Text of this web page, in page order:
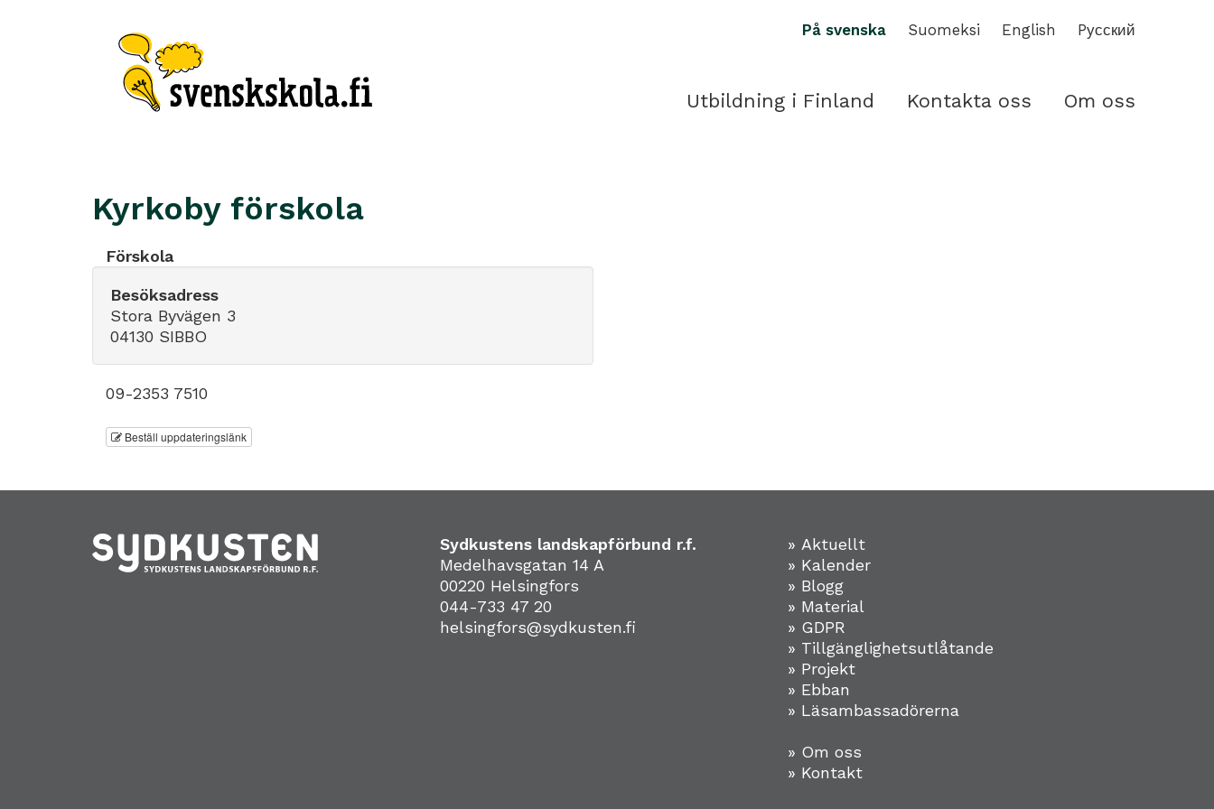
På svenska Suomeksi English Pусский
Utbildning i Finland Kontakta oss Om oss
Kyrkoby förskola
Förskola
Besöksadress
Stora Byvägen 3
04130 SIBBO
09-2353 7510
Beställ uppdateringslänk
Sydkustens landskapförbund r.f.
Medelhavsgatan 14 A
00220 Helsingfors
044-733 47 20
helsingfors@sydkusten.fi
» Aktuellt
» Kalender
» Blogg
» Material
» GDPR
» Tillgänglighetsutlåtande
» Projekt
» Ebban
» Läsambassadörerna
» Om oss
» Kontakt